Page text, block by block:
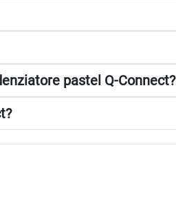
pastel Q-Connect?